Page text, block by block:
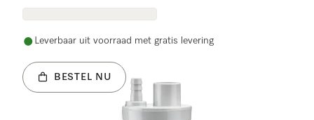
Leverbaar uit voorraad met gratis levering
BESTEL NU